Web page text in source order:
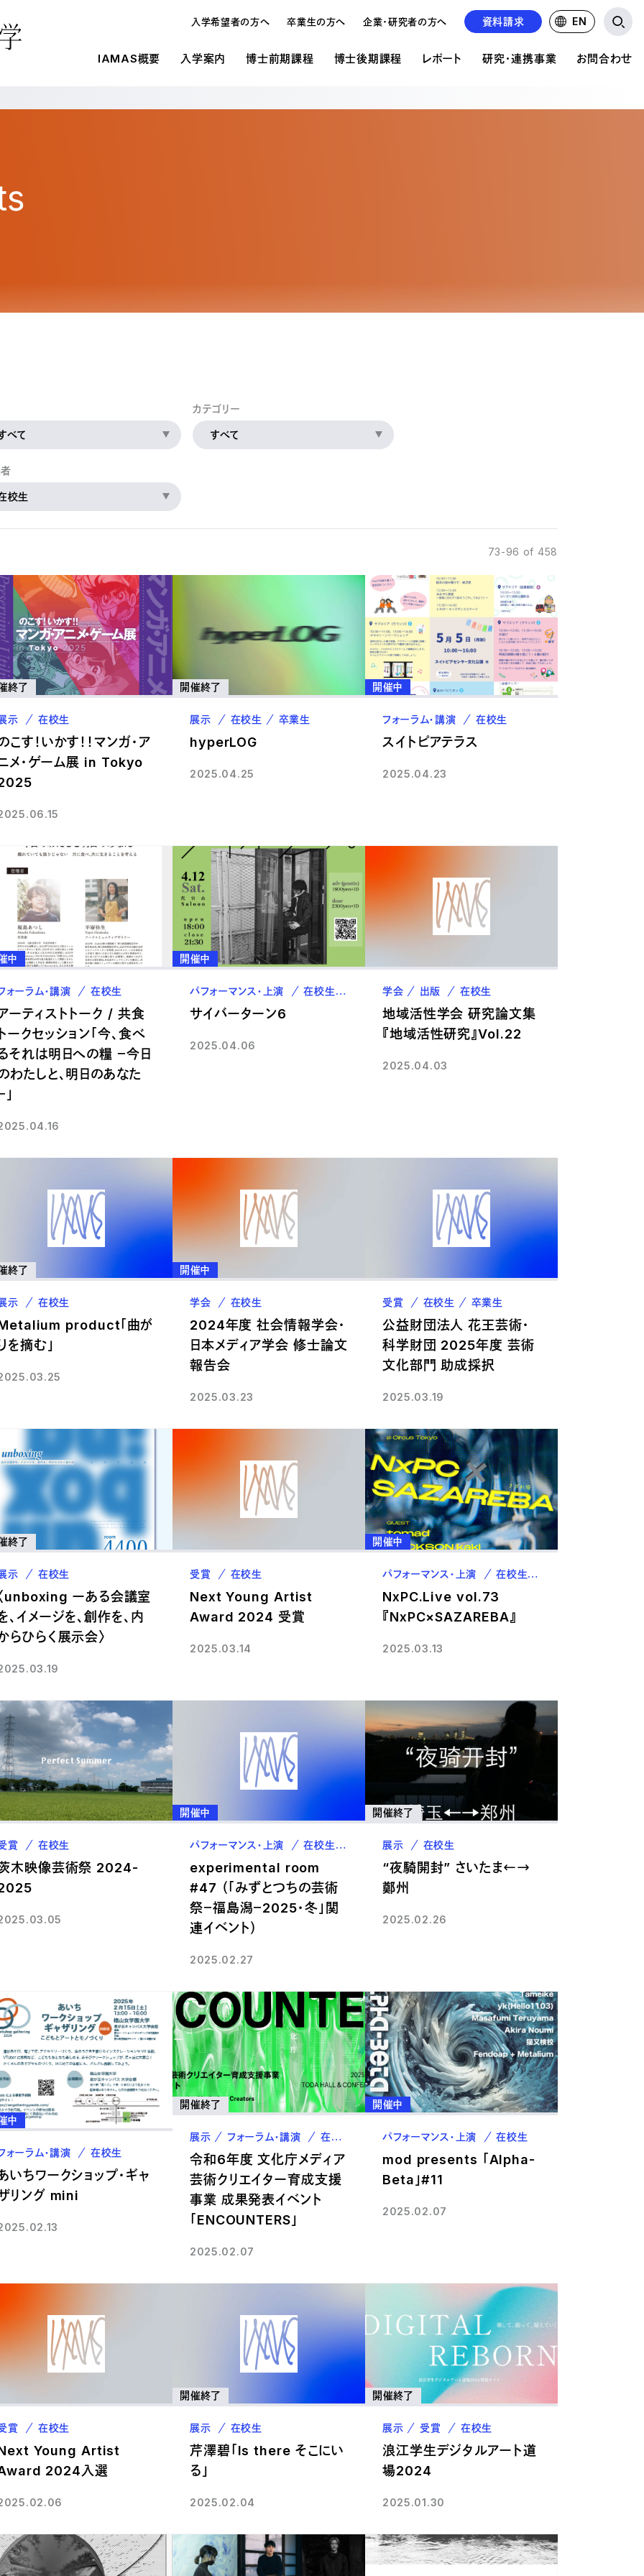
IAMAS概要 入学案内 博士前期課程 博士後期課程 レポート 研究・連携事業 お問合わせ
入学希望者の方へ 卒業生の方へ 企業・研究者の方へ 資料請求 EN
べて
カテゴリー
すべて
校生
73-96 of 458
終了
示 在校生
こす！いかす！！マンガ・ア
メ・ゲーム展 in Tokyo
開催終了
展示 在校生 卒業生
hyperLOG
2025.04.25
開催中
フォーラム・講演 在校生
スイトピアテラス
2025.04.23
中
ォーラム・講演 在校生
ーティストトーク / 共食
ークセッション「今、食べ
それは明日への糧 －今日
わたしと、明日のあなた
」
開催中
パフォーマンス・上演 在校生 卒業生
サイバーターン6
2025.04.06
学会 出版 在校生
地域活性学会 研究論文集
『地域活性研究』Vol.22
2025.04.03
終了
示 在校生
product「曲が
を摘む」
開催中
学会 在校生
2024年度 社会情報学会・
日本メディア学会 修士論文
報告会
2025.03.23
受賞 在校生 卒業生
公益財団法人 花王芸術・
科学財団 2025年度 芸術
文化部門 助成採択
2025.03.19
終了
示 在校生
unboxing ーある会議室
、イメージを、創作を、内
らひらく展示会〉
受賞 在校生
Next Young Artist
Award 2024 受賞
2025.03.14
開催中
パフォーマンス・上演 在校生
NxPC.Live vol.73
『NxPC×SAZAREBA』
2025.03.13
賞 在校生
木映像芸術祭 2024-
開催中
パフォーマンス・上演 在校生 教職員
experimental room
#47 （「みずとつちの芸術
祭－福島潟－2025・冬」関
連イベント）
2025.02.27
開催終了
展示 在校生
“夜騎開封” さいたま←→
鄭州
2025.02.26
中
ォーラム・講演 在校生
いちワークショップ・ギャ
リング mini
開催終了
展示 フォーラム・講演 在校生 卒業生
令和6年度 文化庁メディア
芸術クリエイター育成支援
事業 成果発表イベント
「ENCOUNTERS」
2025.02.07
開催中
パフォーマンス・上演 在校生
mod presents 「Alpha-
Beta」#11
2025.02.07
賞 在校生
Young Artist
2024入選
開催終了
展示 在校生
芹澤碧「Is there そこにい
る」
2025.02.04
開催終了
展示 受賞 在校生
浪江学生デジタルアート道
場2024
2025.01.30